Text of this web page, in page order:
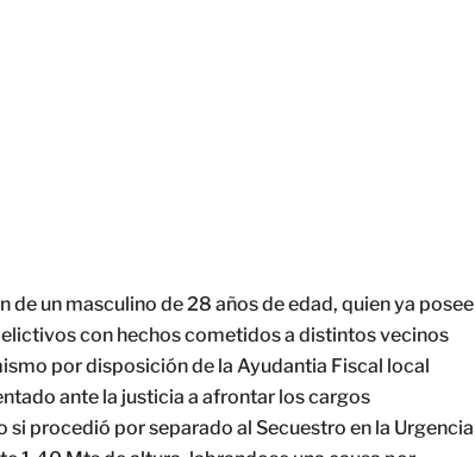
un masculino de 28 años de edad, quien ya posee
con hechos cometidos a distintos vecinos
por disposición de la Ayudantia Fiscal local
ante la justicia a afrontar los cargos
procedió por separado al Secuestro en la Urgencia